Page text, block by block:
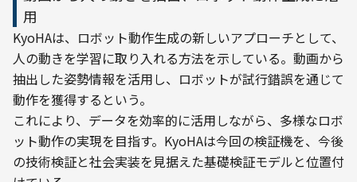
用
KyoHAは、ロボット動作生成の新しいアプローチとして、
人の動きを学習に取り入れる方法を示している。動画から
抽出した姿勢情報を活用し、ロボットが試行錯誤を通じて
動作を獲得するという。
これにより、データを効率的に活用しながら、多様なロボ
ット動作の実現を目指す。KyoHAは今回の検証機を、今後
の技術検証と社会実装を見据えた基礎検証モデルと位置付